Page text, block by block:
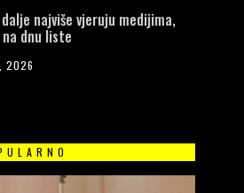
najviše vjeruju medijima,
dnu liste
2026